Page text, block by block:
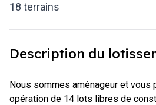
18 terrains
Description du
Nous sommes aménageur et
opération de 14 lots libres de